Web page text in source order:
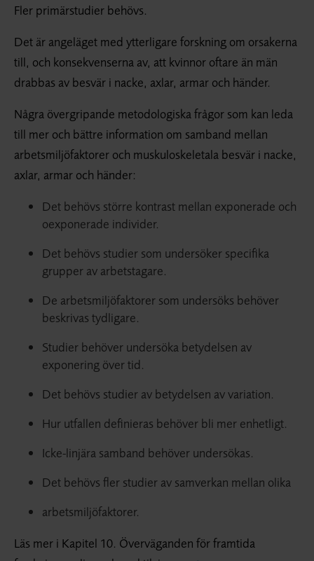
Fler primärstudier behövs.
Det är angeläget med ytterligare forskning om orsakerna
till, och konsekvenserna av, att kvinnor oftare än män
drabbas av besvär i nacke, axlar, armar och händer.
Några övergripande metodologiska frågor som kan leda
till mer och bättre information om samband mellan
arbetsmiljöfaktorer och muskuloskeletala besvär i nacke,
axlar, armar och händer:
Det behövs större kontrast mellan exponerade och
oexponerade individer.
Det behövs studier som undersöker specifika
grupper av arbetstagare.
De arbetsmiljöfaktorer som undersöks behöver
beskrivas tydligare.
Studier behöver undersöka betydelsen av
exponering över tid.
Det behövs studier av betydelsen av variation.
Hur utfallen definieras behöver bli mer enhetligt.
Icke-linjära samband behöver undersökas.
Det behövs fler studier av samverkan mellan olika
arbetsmiljöfaktorer.
Läs mer i Kapitel 10. Överväganden för framtida